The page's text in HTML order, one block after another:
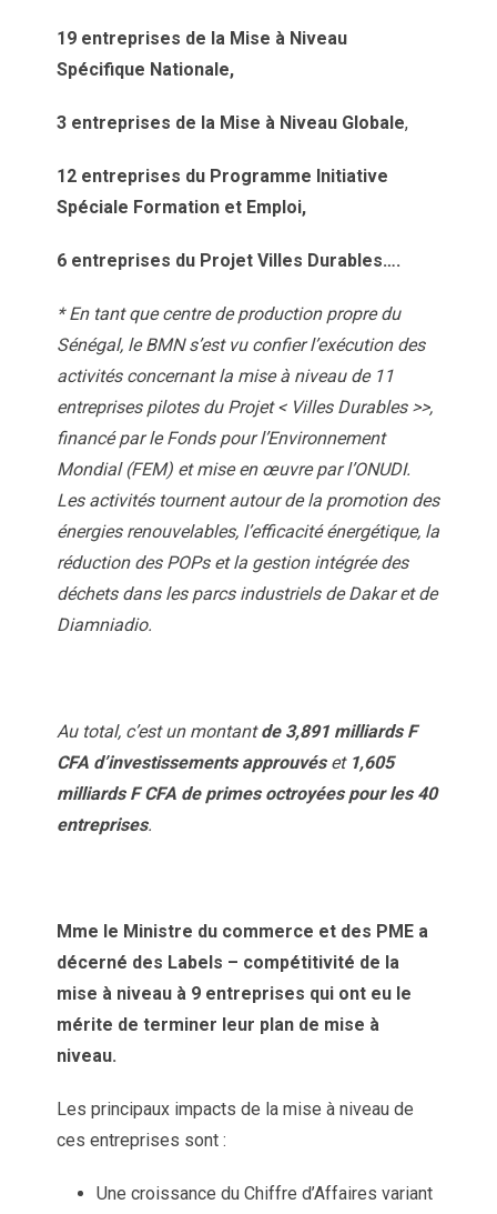
19 entreprises de la Mise à Niveau
Spécifique Nationale,
3 entreprises de la Mise à Niveau Globale,
12 entreprises du Programme Initiative
Spéciale Formation et Emploi,
6 entreprises du Projet Villes Durables….
* En tant que centre de production propre du
Sénégal, le BMN s’est vu confier l’exécution des
activités concernant la mise à niveau de 11
entreprises pilotes du Projet < Villes Durables >>,
financé par le Fonds pour l’Environnement
Mondial (FEM) et mise en œuvre par l’ONUDI.
Les activités tournent autour de la promotion des
énergies renouvelables, l’efficacité énergétique, la
réduction des POPs et la gestion intégrée des
déchets dans les parcs industriels de Dakar et de
Diamniadio.
Au total, c’est un montantde 3,891 milliards F
CFA d’investissements approuvéset 1,605
milliards F CFA de primes octroyées pour les 40
entreprises.
Mme le Ministre du commerce et des PME a
décerné des Labels – compétitivité de la
mise à niveau à 9 entreprises qui ont eu le
mérite de terminer leur plan de mise à
niveau.
Les principaux impacts de la mise à niveau de
ces entreprises sont :
Une croissance du Chiffre d’Affaires variant